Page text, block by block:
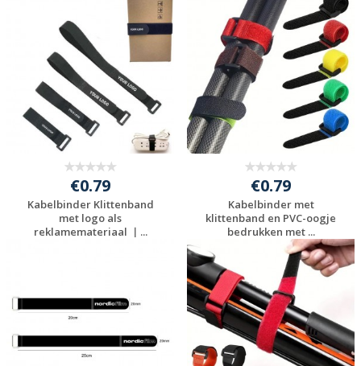
€0.79
Kabelbinder Klittenband
met logo als
reklamemateriaal ｜...
€0.79
Kabelbinder met
klittenband en PVC-oogje
bedrukken met ...
Gratis offerte
aanvragen